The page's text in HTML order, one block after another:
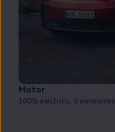
Motor
100% eléctrico , 0 emisiones